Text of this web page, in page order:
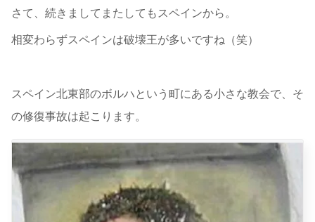
さて、続きましてまたしてもスペインから。
相変わらずスペインは破壊王が多いですね（笑）
スペイン北東部のボルハという町にある小さな教会で、そ
の修復事故は起こります。